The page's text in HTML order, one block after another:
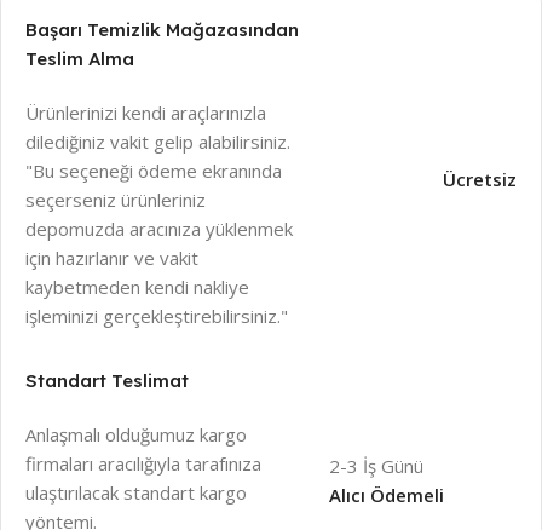
Başarı Temizlik Mağazasından
Teslim Alma
Ürünlerinizi kendi araçlarınızla
dilediğiniz vakit gelip alabilirsiniz.
"Bu seçeneği ödeme ekranında
seçerseniz ürünleriniz
depomuzda aracınıza yüklenmek
için hazırlanır ve vakit
kaybetmeden kendi nakliye
işleminizi gerçekleştirebilirsiniz."
Ücretsiz
Standart Teslimat
Anlaşmalı olduğumuz kargo
firmaları aracılığıyla tarafınıza
ulaştırılacak standart kargo
yöntemi.
2-3 İş Günü
Alıcı Ödemeli